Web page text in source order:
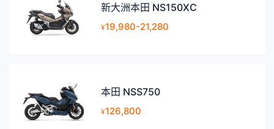
新大洲本田 NS150XC
¥19,980-21,280
本田 NSS750
¥126,800